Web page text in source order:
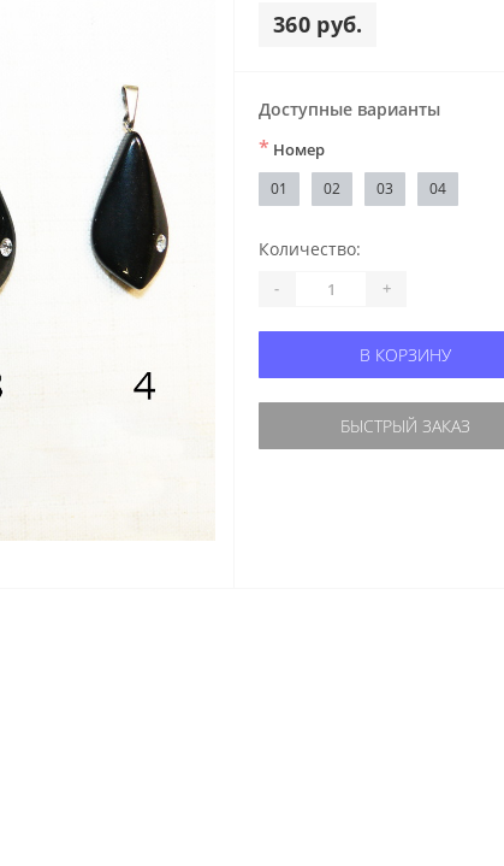
360 руб.
Доступные варианты
* Номер
01 02 03 04
Количество:
- +
В КОРЗИНУ
БЫСТРЫЙ ЗАКАЗ